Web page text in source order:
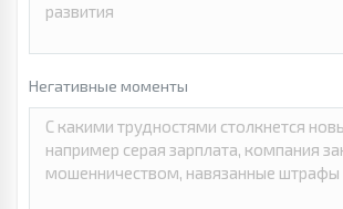
Негативные моменты